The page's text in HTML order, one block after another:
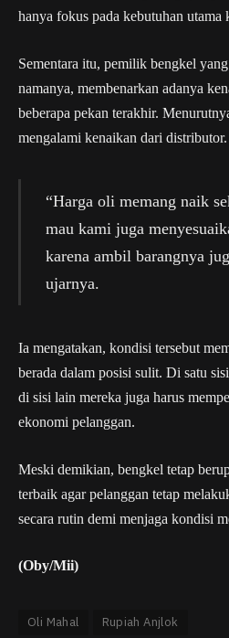
hanya fokus pada kebutuhan utama
Sementara itu, pemilik bengkel
namanya, membenarkan adanya
beberapa pekan terakhir.
mengalami kenaikan dari distributor.
“Harga oli memang naik
mau kami juga
karena ambil barangnya
ujarnya.
Ia mengatakan, kondisi tersebut
berada dalam posisi sulit. Di satu
di sisi lain mereka juga harus
ekonomi pelanggan.
Meski demikian, bengkel tetap
terbaik agar pelanggan tetap
secara rutin demi menjaga kondisi
(Oby/Mii)
Oli Mahal Rupiah Anjlok